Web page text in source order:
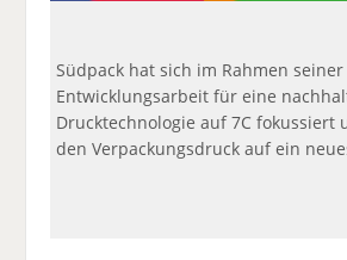
Südpack hat sich im Rahmen seiner
Entwicklungsarbeit für eine
Drucktechnologie auf 7C fokussiert
den Verpackungsdruck auf ein